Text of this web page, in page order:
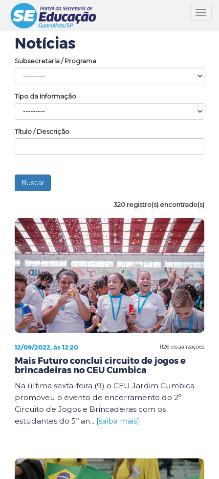
Notícias
Subsecretaria / Programa
Tipo da Informação
Título / Descrição
320 registro(s) encontrado(s)
1126 visualizações
12/09/2022, às 12:20
Mais Futuro conclui circuito de jogos e
brincadeiras no CEU Cumbica
Na última sexta-feira (9) o CEU Jardim Cumbica
promoveu o evento de encerramento do 2º
Circuito de Jogos e Brincadeiras com os
estudantes do 5º an... [saiba mais]